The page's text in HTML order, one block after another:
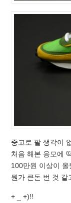
중고로 팔 생각이
처음 해본 응모에
100만원 이상이 올
뭔가 큰돈 번 것 같
+ _ +)!!